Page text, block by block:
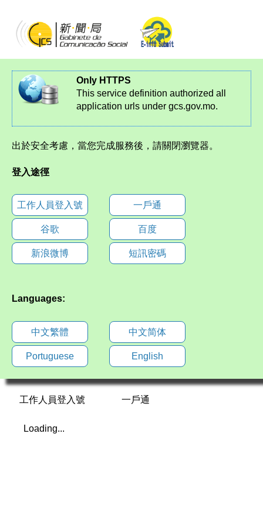
Only HTTPS
This service definition authorized all
application urls under gcs.gov.mo.
出於安全考慮，當您完成服務後，請關閉瀏覽器。
登入途徑
工作人員登入號 一戶通
谷歌 百度
新浪微博 短訊密碼
Languages:
中文繁體 中文简体
Portuguese English
工作人員登入號 一戶通
Loading...